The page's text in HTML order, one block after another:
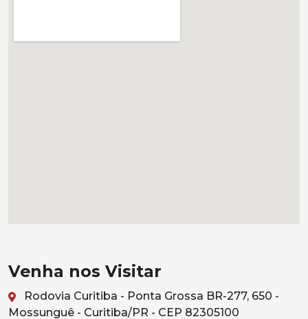
Venha nos Visitar
Rodovia Curitiba - Ponta Grossa BR-277, 650 -
Mossunguê - Curitiba/PR - CEP 82305100